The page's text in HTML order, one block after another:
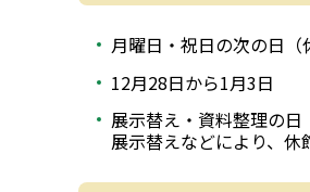
月曜日・祝日の次の日（
12月28日から1月3日
展示替え・資料整理の日
展示替えなどにより、休